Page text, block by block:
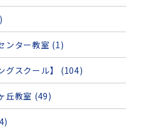
ンター教室 (1)
グスクール】 (104)
丘教室 (49)